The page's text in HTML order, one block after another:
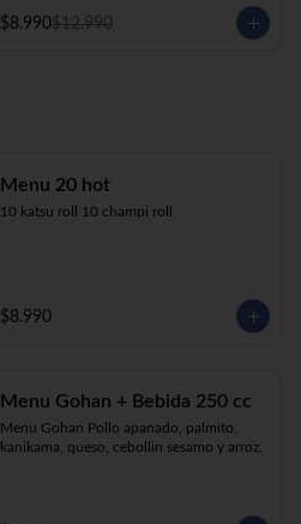
$8.990$12.990
Menu 20 hot
10 katsu roll 10 champi roll
$8.990
Menu Gohan + Bebida 250 cc
Menu Gohan Pollo apanado, palmito,
kanikama, queso, cebollin sesamo y arroz.